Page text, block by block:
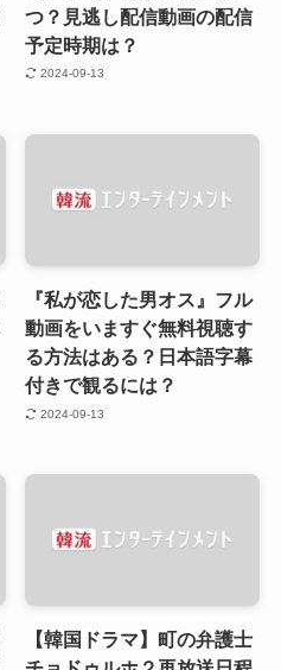
つ？見逃し配信動画の配信
予定時期は？
2024-09-13
『私が恋した男オス』フル
動画をいますぐ無料視聴す
る方法はある？日本語字幕
付きで観るには？
2024-09-13
【韓国ドラマ】町の弁護士